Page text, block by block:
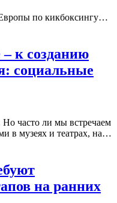
по кикбоксингу…
к созданию
социальные
часто ли мы встречаем
в музеях и театрах, на…
на ранних